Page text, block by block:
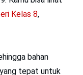
Kelas 8,
bahan
tepat untuk